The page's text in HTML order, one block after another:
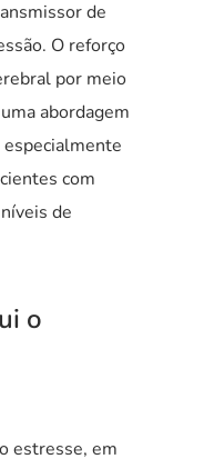
de
O reforço
por meio
abordagem
especialmente
com
de
o
estresse, em